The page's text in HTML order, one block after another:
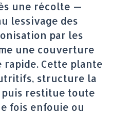
une récolte —
lessivage des
par les
une couverture
rapide. Cette plante
structure la
restitue toute
fois enfouie ou